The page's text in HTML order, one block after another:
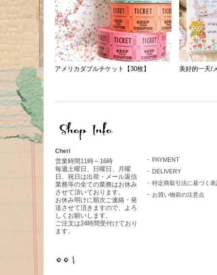
アメリカダブルチケット【30枚】 美好的一天/
Cheri
営業時間11時～16時
毎週土曜日、日曜日、月曜
日、祝日は出荷・メール返信
業務等の全ての業務はお休み
させて頂いております。
お休み明けに順次ご連絡・発
送させて頂きますので、よろ
しくお願いします。
ご注文は24時間受付けており
ます。
PAYMENT
DELIVERY
特定商取引法に基づく
お買い物前の注意点